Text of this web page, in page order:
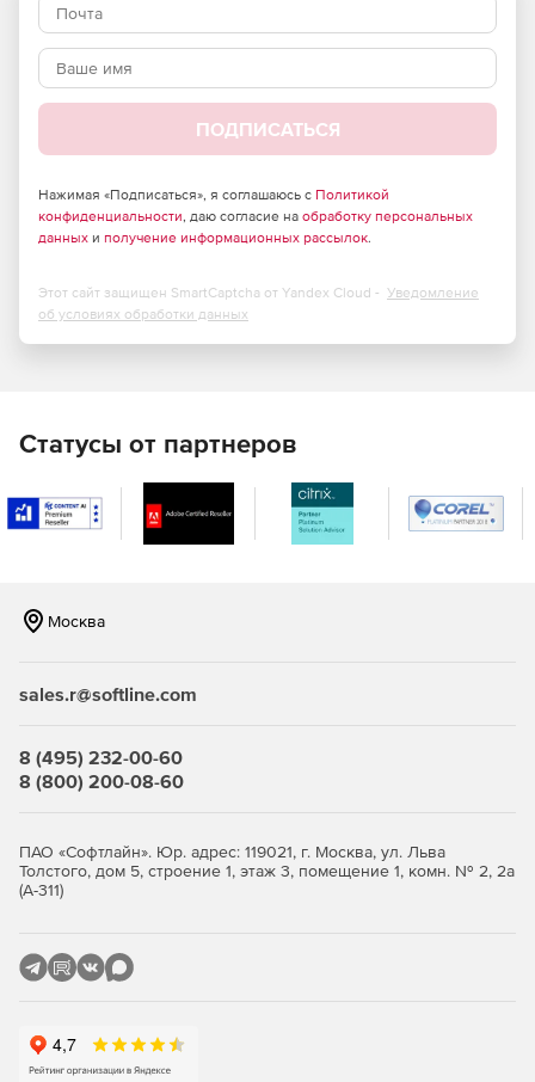
требующих повышенного уровня безопасности –
продукт полностью отвечает требованиям
сертификатами соответствия ФСТЭК России и ФСБ.
Большие возможности по установке и тонкой
настройке в зависимости от потребностей компании.
Высокая скорость сканирования при минимальной
нагрузке на операционную систему, что позволяет
Встроенный антиспам, не требующий обучения
(действует с момента установки), который
спискам, что позволяет как исключать из проверки
определенные адреса, так и увеличивать ее
эффективность.
сотрудников, а следовательно – существенно
строй и упрощает сопровождение продукта.
Уникальные технологии обнаружения неизвестных
(при старте системы).
планировщика Windows.
ПОДПИСАТЬСЯ
Нажимая «Подписаться», я соглашаюсь с Политикой
конфиденциальности, даю согласие на обработку персональных
данных и получение информационных рассылок.
Этот сайт защищен SmartCaptcha от Yandex Cloud - Уведомление
об условиях обработки данных
Статусы от партнеров
Москва
sales.r@softline.com
8 (495) 232-00-60
8 (800) 200-08-60
ПАО «Софтлайн». Юр. адрес: 119021, г. Москва, ул. Льва
Толстого, дом 5, строение 1, этаж 3, помещение 1, комн. № 2, 2а
(А-311)